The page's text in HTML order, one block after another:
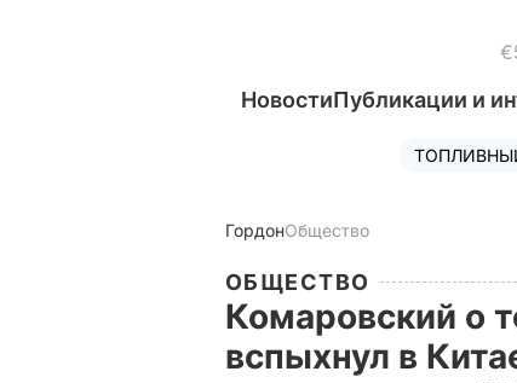
НовостиПубликации и
ГордонОбщество
ОБЩЕСТВО
Комаровский о
вспыхнул в